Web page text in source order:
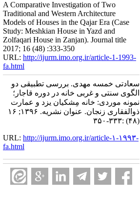
A Comparative Investigation of Two
Traditional and Western Architecture
Models of Houses in the Qajar Era (Case
Study: Meshkian House in Yazd and
Zolfaqari House in Zanjan). Journal title
2017; 16 (48) :333-350
URL: http://ijurm.imo.org.ir/article-1-1993-
fa.html
سعادتی خمسه مهدی. بررسی تطبیقی دو
الگوی سنتی و غربی خانه در دوره قاجار؛
نمونه موردی: خانه مِشکیان یزد و عمارت
ذوالفقاری زنجان. عنوان نشریه. ۱۳۹۶; ۱۶
(۴۸) :۳۳۳-۳۵۰
URL: http://ijurm.imo.org.ir/article-۱-۱۹۹۳-
fa.html